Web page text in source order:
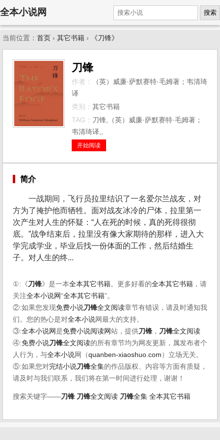
全本小说网 搜索
当前位置： 首页 › 其它书籍 › 《刀锋》
刀锋
作者：
（英）威廉·萨默赛特·毛姆著；韦清琦
译
类别： 其它书籍
TAG： 刀锋,（英）威廉·萨默赛特·毛姆著；
韦清琦译,,
开始阅读
简介
一战期间，飞行员拉里结识了一名爱尔兰战友，对
方为了掩护他而牺牲。面对战友冰冷的尸体，拉里第一
次产生对人生的怀疑：“人在死的时候，真的死得很彻
底。”战争结束后，拉里没有像大家期待的那样，进入大
学完成学业，毕业后找一份体面的工作，然后结婚生
子。对人生的终...
①:《刀锋》是一本全本其它书籍。更多好看的全本其它书籍 ，请
关注全本小说网“全本其它书籍”。
②:如果您发现免费小说刀锋全文阅读章节有错误，请及时通知我
们。您的热心是对全本小说网最大的支持。
③:全本小说网是免费小说阅读网站，提供刀锋 ， 刀锋全文阅读
④:免费小说刀锋全文阅读的所有章节均为网友更新，属发布者个
人行为，与全本小说网（quanben-xiaoshuo.com ）立场无关。
⑤:如果您对完结小说刀锋全集的作品版权、内容等方面有质疑，
请及时与我们联系，我们将在第一时间进行处理，谢谢！
搜索关键字——刀锋 刀锋全文阅读 刀锋全集 全本其它书籍